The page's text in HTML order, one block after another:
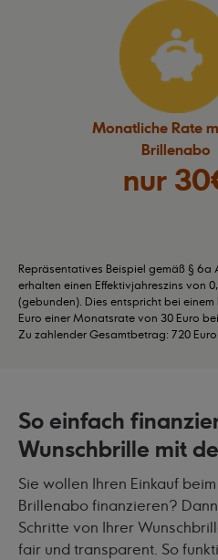
Monatliche Rate
Brillenabo
nur
Repräsentatives Beispiel gemäß § 6a
erhalten einen Effektivjahreszins von
(gebunden). Dies entspricht bei
Euro einer Monatsrate von 30 Euro
Zu zahlender Gesamtbetrag: 720
So einfach
Wunschbrille mit
Sie wollen Ihren Einkauf
Brillenabo finanzieren?
Schritte von Ihrer
fair und transparent. So